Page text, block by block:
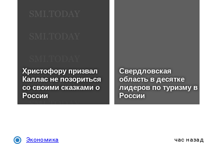
Экономика час назад